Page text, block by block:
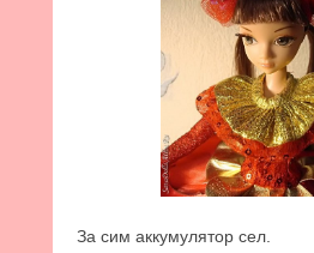
За сим аккумулятор сел.